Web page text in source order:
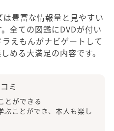
豊富な情報量と見やすい
全ての図鑑にDVDが付い
えもんがナビゲートして
める大満足の内容です。
ミ
とができる
ぶことができ、本人も楽し